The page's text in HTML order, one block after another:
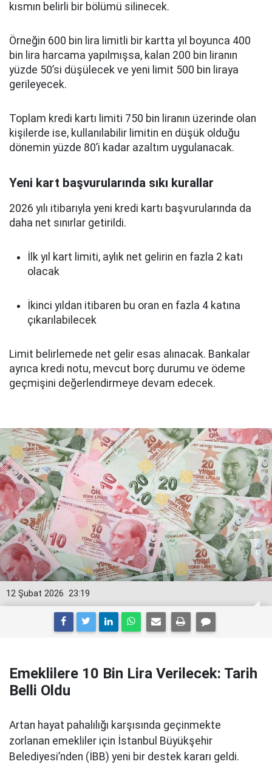
kısmın belirli bir bölümü silinecek.
Örneğin 600 bin lira limitli bir kartta yıl boyunca 400
bin lira harcama yapılmışsa, kalan 200 bin liranın
yüzde 50’si düşülecek ve yeni limit 500 bin liraya
gerileyecek.
Toplam kredi kartı limiti 750 bin liranın üzerinde olan
kişilerde ise, kullanılabilir limitin en düşük olduğu
dönemin yüzde 80’i kadar azaltım uygulanacak.
Yeni kart başvurularında sıkı kurallar
2026 yılı itibarıyla yeni kredi kartı başvurularında da
daha net sınırlar getirildi.
İlk yıl kart limiti, aylık net gelirin en fazla 2 katı
olacak
İkinci yıldan itibaren bu oran en fazla 4 katına
çıkarılabilecek
Limit belirlemede net gelir esas alınacak. Bankalar
ayrıca kredi notu, mevcut borç durumu ve ödeme
geçmişini değerlendirmeye devam edecek.
23:19
12 Şubat 2026
Emeklilere 10 Bin Lira Verilecek: Tarih
Belli Oldu
Artan hayat pahalılığı karşısında geçinmekte
zorlanan emekliler için İstanbul Büyükşehir
Belediyesi’nden (İBB) yeni bir destek kararı geldi.